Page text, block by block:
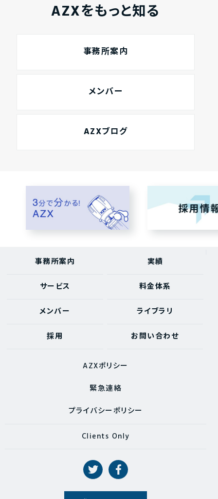
AZXをもっと知る
事務所案内
メンバー
AZXブログ
事務所案内 実績
サービス 料金体系
メンバー ライブラリ
採用 お問い合わせ
AZXポリシー
緊急連絡
プライバシーポリシー
Clients Only